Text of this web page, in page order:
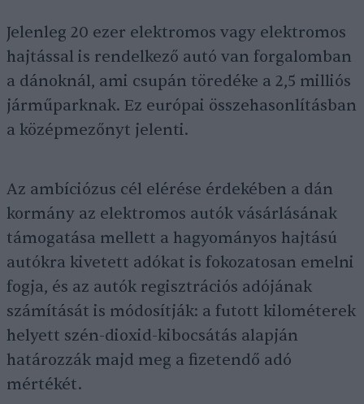
Jelenleg 20 ezer elektromos vagy elektromos
hajtással is rendelkező autó van forgalomban
a dánoknál, ami csupán töredéke a 2,5 milliós
járműparknak. Ez európai összehasonlításban
a középmezőnyt jelenti.
Az ambíciózus cél elérése érdekében a dán
kormány az elektromos autók vásárlásának
támogatása mellett a hagyományos hajtású
autókra kivetett adókat is fokozatosan emelni
fogja, és az autók regisztrációs adójának
számítását is módosítják: a futott kilométerek
helyett szén-dioxid-kibocsátás alapján
határozzák majd meg a fizetendő adó
mértékét.